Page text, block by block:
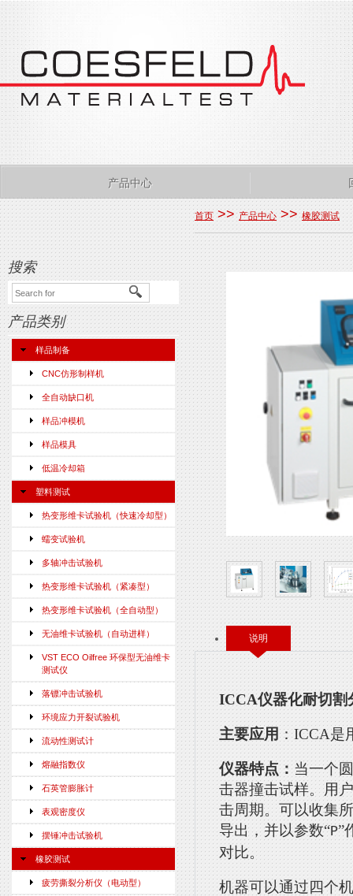
产品中心
搜索
产品类别
样品制备
CNC仿形制样机
全自动缺口机
样品冲模机
样品模具
低温冷却箱
塑料测试
热变形维卡试验机（快速冷却型）
蠕变试验机
多轴冲击试验机
热变形维卡试验机（紧凑型）
热变形维卡试验机（全自动型）
无油维卡试验机（自动进样）
VST ECO Oilfree 环保型无油维卡
测试仪
落镖冲击试验机
环境应力开裂试验机
流动性测试计
熔融指数仪
石英管膨胀计
表观密度仪
摆锤冲击试验机
橡胶测试
疲劳撕裂分析仪（电动型）
首页 >> 产品中心 >>橡胶测试
说明
ICCA仪器化耐切割
主要应用：ICCA是
仪器特点：当一个
击器撞击试样。用
击周期。可以收集
导出，并以参数“P”
对比。
机器可以通过四个